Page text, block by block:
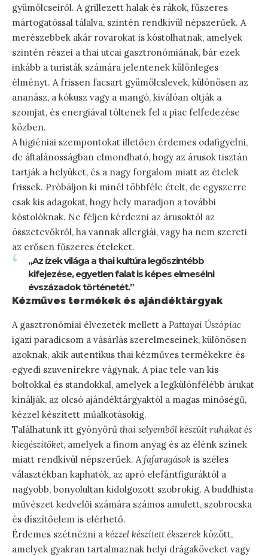
gyümölcseiről. A grillezett halak és rákok, fűszeres
mártogatóssal tálalva, szintén rendkívül népszerűek. A
merészebbek akár rovarokat is kóstolhatnak, amelyek
szintén részei a thai utcai gasztronómiának, bár ezek
inkább a turisták számára jelentenek különleges
élményt. A frissen facsart gyümölcslevek, különösen az
ananász, a kókusz vagy a mangó, kiválóan oltják a
szomjat, és energiával töltenek fel a piac felfedezése
közben.
A higiéniai szempontokat illetően érdemes odafigyelni,
de általánosságban elmondható, hogy az árusok tisztán
tartják a helyüket, és a nagy forgalom miatt az ételek
frissek. Próbáljon ki minél többféle ételt, de egyszerre
csak kis adagokat, hogy hely maradjon a további
kóstolóknak. Ne féljen kérdezni az árusoktól az
összetevőkről, ha vannak allergiái, vagy ha nem szereti
az erősen fűszeres ételeket.
„Az ízek világa a thai kultúra legőszintébb
kifejezése, egyetlen falat is képes elmesélni
évszázadok történetét.”
Kézműves termékek és ajándéktárgyak
A gasztronómiai élvezetek mellett a Pattayai Úszópiac
igazi paradicsom a vásárlás szerelmeseinek, különösen
azoknak, akik autentikus thai kézműves termékekre és
egyedi szuvenírekre vágynak. A piac tele van kis
boltokkal és standokkal, amelyek a legkülönfélébb árukat
kínálják, az olcsó ajándéktárgyaktól a magas minőségű,
kézzel készített műalkotásokig.
Találhatunk itt gyönyörű thai selyemből készült ruhákat és
kiegészítőket, amelyek a finom anyag és az élénk színek
miatt rendkívül népszerűek. Afafaragások is széles
választékban kaphatók, az apró elefántfiguráktól a
nagyobb, bonyolultan kidolgozott szobrokig. A buddhista
művészet kedvelői számára számos amulett, szobrocska
és díszítőelem is elérhető.
Érdemes szétnézni a kézzel készített ékszerek között,
amelyek gyakran tartalmaznak helyi drágaköveket vagy